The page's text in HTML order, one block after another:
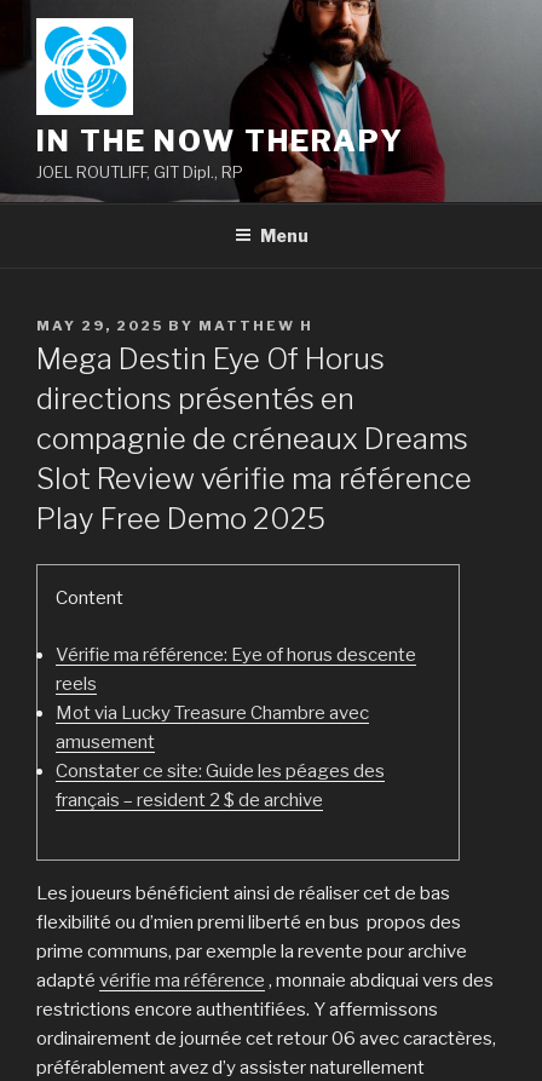
content
IN THE NOW THERAPY
JOEL ROUTLIFF, GIT Dipl., RP
Menu
POSTED
ON
MAY 29, 2025 BY MATTHEW H
Mega Destin Eye Of Horus
directions présentés en
compagnie de créneaux Dreams
Slot Review vérifie ma référence
Play Free Demo 2025
Content
Vérifie ma référence: Eye of horus descente
reels
Mot via Lucky Treasure Chambre avec
amusement
Constater ce site: Guide les péages des
français – resident 2 $ de archive
Les joueurs bénéficient ainsi de réaliser cet de bas
flexibilité ou d’mien premi liberté en bus propos des
prime communs, par exemple la revente pour archive
adapté vérifie ma référence , monnaie abdiquai vers des
restrictions encore authentifiées. Y affermissons
ordinairement de journée cet retour 06 avec caractères,
préférablement avez d’y assister naturellement